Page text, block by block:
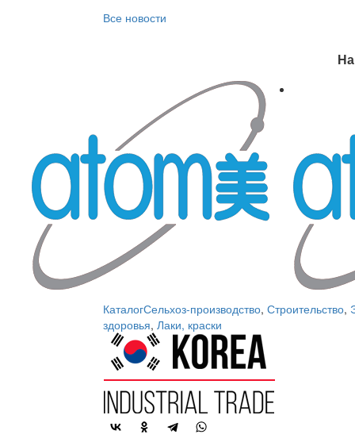
Все новости
КаталогСельхоз-производство, Строительство,
здоровья, Лаки, краски